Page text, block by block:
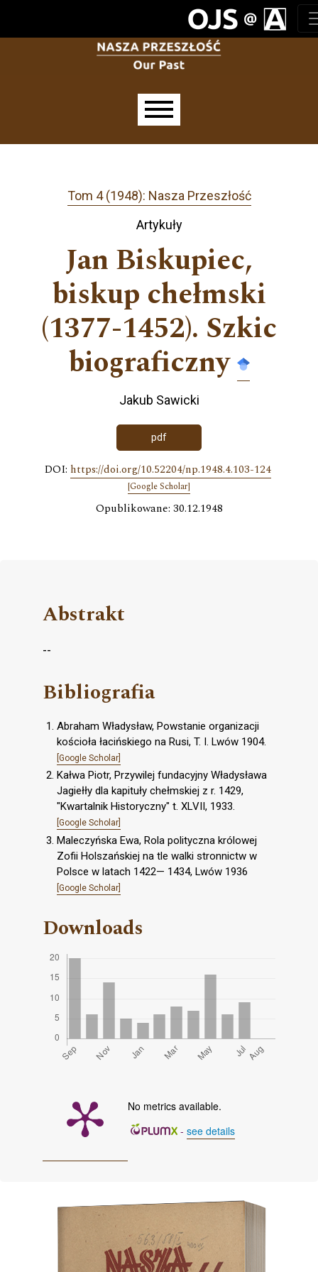
Tom 4 (1948): Nasza Przeszłość
Artykuły
Jan Biskupiec,
biskup chełmski
(1377-1452). Szkic
biograficzny
Jakub Sawicki
pdf
DOI: https://doi.org/10.52204/np.1948.4.103-124
[Google Scholar]
Opublikowane: 30.12.1948
Abstrakt
--
Bibliografia
Abraham Władysław, Powstanie organizacji
kościoła łacińskiego na Rusi, T. I. Lwów 1904.
[Google Scholar]
Kałwa Piotr, Przywilej fundacyjny Władysława
Jagiełły dla kapituły chełmskiej z r. 1429,
"Kwartalnik Historyczny" t. XLVII, 1933.
[Google Scholar]
Maleczyńska Ewa, Rola polityczna królowej
Zofii Holszańskiej na tle walki stronnictw w
Polsce w latach 1422— 1434, Lwów 1936
[Google Scholar]
Downloads
No metrics available.
- see details